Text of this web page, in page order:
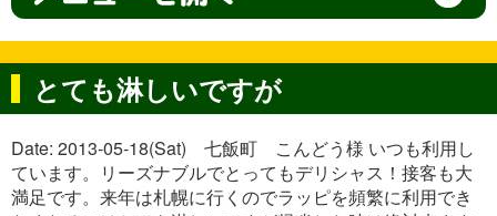
とても淋しいですが
Date: 2013-05-18(Sat) 七飯町 こんどう様 いつも利用し
ています。リーズナブルでとってもデリシャス！接客も大
満足です。来年は札幌に行くのでラッピを頻繁に利用でき